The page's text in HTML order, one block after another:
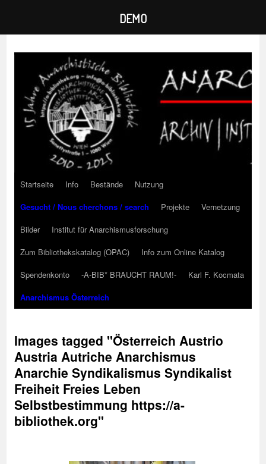
Startseite Info Bestände
Nutzung
Gesucht / Nous cherchons / search
Projekte
Vernetzung
Bilder
Institut für Anarchismusforschung
Zum Bibliothekskatalog (OPAC)
Info zum Online Katalog
Spendenkonto
-A-BIB* BRAUCHT RAUM!-
Karl F. Kocmata
Anarchismus Österreich
Images tagged "Österreich Austrio
Austria Autriche Anarchismus
Anarchie Syndikalismus Syndikalist
Freiheit Freies Leben
Selbstbestimmung https://a-
bibliothek.org"
DEMO